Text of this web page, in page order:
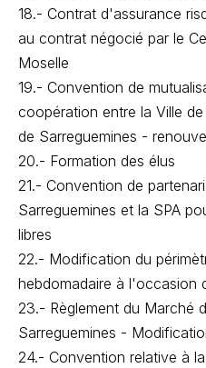
18.- Contrat d'assurance
au contrat négocié par le
Moselle
19.- Convention de
coopération entre la Ville
de Sarreguemines -
20.- Formation des élus
21.- Convention de
Sarreguemines et la SPA
libres
22.- Modification du
hebdomadaire à l'occasion
23.- Règlement du Marché
Sarreguemines -
24.- Convention relative à